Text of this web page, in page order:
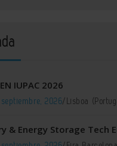
IUPAC 2026
2026/Lisboa
& Energy Storage Tech